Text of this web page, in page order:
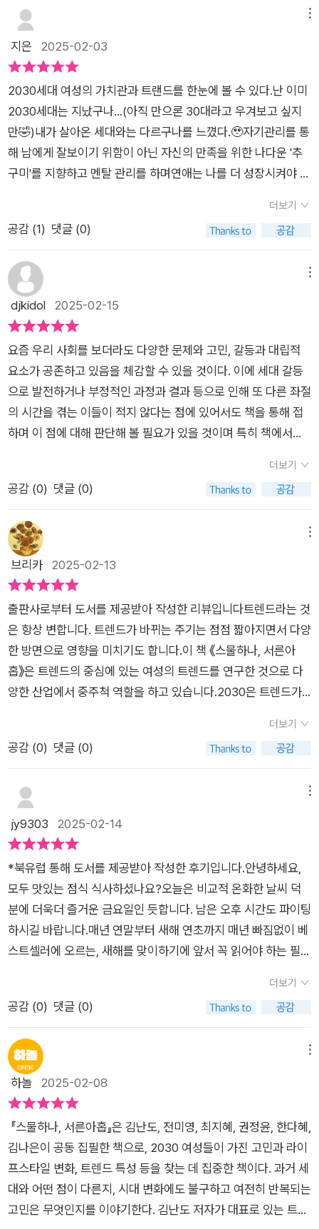
지은 2025-02-03
2030세대 여성의 가치관과 트랜드를 한눈에 볼 수 있다.난 이미
2030세대는 지났구나...(아직 만으론 30대라고 우겨보고 싶지
만🤣)내가 살아온 세대와는 다르구나를 느꼈다.🥹자기관리를 통
해 남에게 잘보이기 위함이 아닌 자신의 만족을 위한 나다운 '추
구미'를 지향하고 멘탈 관리를 하며연애는 나를 더 성장시켜야 하
계' 즉 목적 기반으로 형성된 수많은 인간관계로 인덱스를 뗐다
붙였다 하며 효용성을 극대화하는 관계.결혼과 출산 그리고 커리
와 소비의 모습까지 2030 여성들의 삶의 모습을 볼 수 있다.✔️2
030 여성의 생각과 마음이 궁금하다면?✔️2030 세대를 이해하
고 싶다면?추천합니다!👍#스물하나서른아홉#2030여성트랜드
공받아 작성하였습니다.
더보기
공감 (1) 댓글 (0)
djkidol 2025-02-15
요즘 우리 사회를 보더라도 다양한 문제와 고민, 갈등과 대립적
요소가 공존하고 있음을 체감할 수 있을 것이다. 이에 세대 갈등
으로 발전하거나 부정적인 과정과 결과 등으로 인해 또 다른 좌절
의 시간을 겪는 이들이 적지 않다는 점에 있어서도 책을 통해 접
하며 이 점에 대해 판단해 볼 필요가 있을 것이며 특히 책에서는
대해 집중적으로 분석, 소개하고 있다는 점에 있어서도 참고할 만
한 의미나 메시지가 많을 것이다. ​<스물하나 서른아홉> 물론 20
30 청년들의 현실과 고충에 대해서도 배울 수 있는 책이지만, 책
에서 집중하고 있는 특정 집단은 바로 2030 여성들이라는 점에
있어서도 많은 이들이 궁금한 내용도 많을 것이며 이들의 존재감
이나 영향력이 사회적으로는 어떤 효과와 또 다른 변화와 미래가
다. 기본적으로 요즘 세대들의 경우에는 개인주의적 성향이 강하
며 이는 부정적인 부분도 있겠지만 오히려 더 자율적인 측면이나
긍정의 효과와 요소도 많다는 점을 고려한다면 극단적인 평가나
잘못된 오해, 선입견 등을 잠시 내려 놓고 읽는다면 책에서 표현
하고자 하는 의도나 방식 등에 대해서도 더 쉽게 접하며 체감하거
나 공감해 볼 수 있을 것이다. 2030 남성들과는 전혀 다른 집단
으로도 볼 수 있는 2030 여성들의 존재감과 그들이 살아가는 삶
회학적인 의미에서나 사회문제의 해결, 혹은 우리 사회의 민낯과
현실 등에 대해서도 솔직한 형태로 마주할 수 있다는 점도 이 책
이 갖는 또 다른 매력일 것이다. <스물하나 서른아홉> 이런 현상
이나 과정 자체를 부정적으로 보는 이들도 있겠지만, 그럼에도 불
구하고 왜 우리가 관심을 갖거나 일정한 공감대를 형성하며 더 나
은 방향성으로 나아가야 하는지도 읽으며 생각해 보게 되는 부분
이다. ​<스물하나 서른아홉> 가장 현실적인 부분으로 볼 수 있는
우정과 사랑, 이어지는 결혼과 출산 등의 영역에 대해서도 알아
볼 수 있을 것이며 이는 통계와 데이터를 기반으로 한 분석과 관
충분히 읽으며 체감해 볼 수 있는 영역일 것이다. 2030 여성들의
모든 것을 표현한다고 봐도 무방한 가이드라인과 요즘 세대들은
어떤 생각과 행동력, 혹은 문화적인 공감대나 사회적 정서 등을
함께 갖고 있는지도 읽으며 알아 볼 수 있을 것이다. 책에서 소개
되는 구체적인 의미나 방식 등은 무엇인지도 함께 접하며 판단해
보자.
더보기
공감 (0) 댓글 (0)
브리카 2025-02-13
출판사로부터 도서를 제공받아 작성한 리뷰입니다​​트렌드라는 것
은 항상 변합니다. 트렌드가 바뀌는 주기는 점점 짧아지면서 다양
한 방면으로 영향을 미치기도 합니다.이 책 《스물하나, 서른아
홉》은 트렌드의 중심에 있는 여성의 트렌드를 연구한 것으로 다
양한 산업에서 중주척 역할을 하고 있습니다.2030은 트렌드가
양한 산업에서 핵심적인 집단입니다.2030 여성은 트렌드 연구
에서 가장 중요한 세대라고 할 수 있습니다. 학업은 물론 학생자
치활동 등에서도 여학생이 중심이 되곤 합니다.전혀 뒤쳐지지 않
고 취업 시장에서도 매우 적극적으로 자신을 빛나게 합니다. 이
쓴 책입니다. 최대한 다양한 자료를 수집해 편견 없는 분석을 하
하며 여성이 겪는 질환과 임신, 출산, 폐경 등 여성의 라이프사이
클 전반에 걸친 연구가 필요합니다.요즘 이슈의 키워드는 아무래
도 저속노화라고 생각합니다. 저속노화는 노화를 늦추는 생활습
관을 강조합니다.건강에 관심도 많고 건강 관리를 하는 사람들도
많습니다. 30대가 되면 건강이 뷰티를 포함한다고 인식하는 사
람들이 늘어납니다.뷰티를 건강의 일부로 보고 외형보다 건강함
을 중요하게 여기기도 합니다. 2030 여성들에게 건강과 뷰티는
의 건강도 중요합니다. 멘탈은 우리의 정신 상태 혹은 정신 건강
에 대해서도 많은 관심을 가집니다.멘탈이 흔들리면 모든 것이 동
요합니다. 자기관리가 삶의 중요한 화두인 2030 여성들은 이를
잘 알고 있습니다.스트레스가 일상이 되고 우울증과 불면, 공황장
애 등의 현대식 병명이 흔하게 들리다 보니 정신과 방문이나 상담
자도 증가하고 있습니다.2030의 결혼관에 대해서도 읽을 수 있
습니다. 남편과 결혼은 했지만 혼인신고는 하지 않거나 안정된 직
장을 갖고 있지만 아이는 갖지 않기도 합니다.결혼정보회사에서
만나 결혼을 간소하게 했지만 신혼여행을 아끼지 않기도 하고, 같
더보기
공감 (0) 댓글 (0)
jy9303 2025-02-14
*북유럽 통해 도서를 제공받아 작성한 후기입니다.안녕하세요,
모두 맛있는 점식 식사하셨나요?오늘은 비교적 온화한 날씨 덕
분에 더욱더 즐거운 금요일인 듯합니다. 남은 오후 시간도 파이팅
하시길 바랍니다.매년 연말부터 새해 연초까지 매년 빠짐없이 베
스트셀러에 오르는, 새해를 맞이하기에 앞서 꼭 읽어야 하는 필수
눈치채셨을 것 같아요.바로 #트렌드코리아 시리즈입니다.트렌드
코리아의 경우 2008년을 시작으로 최신의 흐름을 빠르게 파악
른아홉>이 바로, 트렌드코리아 시리즈를 출간하셨던 #김난도 교
수님께서 출간하신 서적이에요.현시대에서 가장 핫한 세대이자
소비문화의 리더, 최신 트렌드의 흐름을 만들어가는 2030 여성
6개의 챕터로,몸/마음/우정과 사랑/결혼과 출산/커리어/투자와
소비로 나누어 2030의 세대들의 여성들은 이 시대에 대해서 어
떻게 생각하는지, 그리고 자신의 삶에 대한 가치관이나 사고관을
파악할 수 있었어요.결혼 적령기에 접어든 저의 입장에서 가장 궁
금했고 기대되었던 부분이 바로 결혼과 출산 챕터였어요.연애를
더보기
공감 (0) 댓글 (0)
하놀 2025-02-08
『스물하나, 서른아홉』은 김난도, 전미영, 최지혜, 권정윤, 한다혜,
김나은이 공동 집필한 책으로, 2030 여성들이 가진 고민과 라이
프스타일 변화, 트렌드 특성 등을 찾는 데 집중한 책이다. 과거 세
대와 어떤 점이 다른지, 시대 변화에도 불구하고 여전히 반복되는
고민은 무엇인지를 이야기한다. 김난도 저자가 대표로 있는 트렌